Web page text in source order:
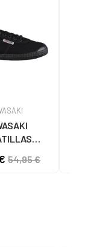
K192495
54,95 €